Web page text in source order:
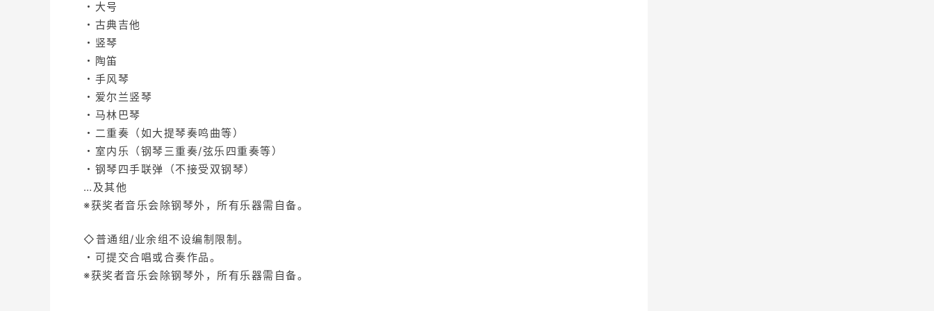
・大号
・古典吉他
・竖琴
・陶笛
・手风琴
・爱尔兰竖琴
・马林巴琴
・二重奏（如大提琴奏鸣曲等）
・室内乐（钢琴三重奏/弦乐四重奏等）
・钢琴四手联弹（不接受双钢琴）
…及其他
※获奖者音乐会除钢琴外，所有乐器需自备。
◇普通组/业余组不设编制限制。
・可提交合唱或合奏作品。
※获奖者音乐会除钢琴外，所有乐器需自备。